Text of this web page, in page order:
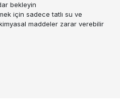
bekleyin
için sadece tatlı su ve
maddeler zarar verebilir